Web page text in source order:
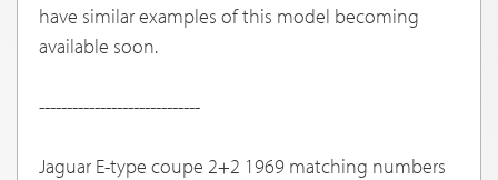
have similar examples of this model becoming
available soon.
-----------------------------
Jaguar E-type coupe 2+2 1969 matching numbers